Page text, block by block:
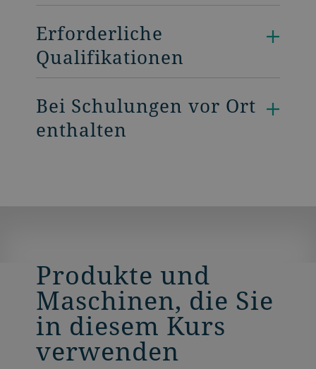
Erforderliche
Qualifikationen
Bei Schulungen vor Ort
enthalten
Produkte und
Maschinen, die Sie
in diesem Kurs
verwenden